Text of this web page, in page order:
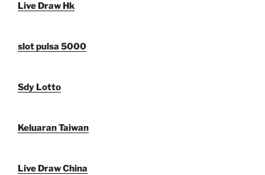
Live Draw Hk
slot pulsa 5000
Sdy Lotto
Keluaran Taiwan
Live Draw China